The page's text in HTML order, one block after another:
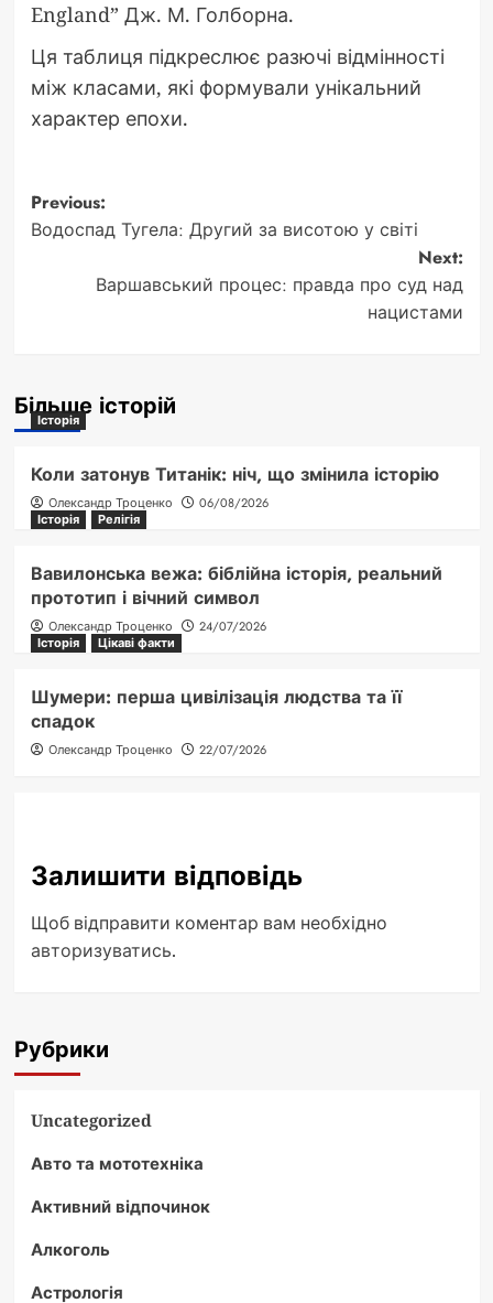
England” Дж. М. Голборна.
Ця таблиця підкреслює разючі відмінності
між класами, які формували унікальний
характер епохи.
Post
navigation
Previous:
Водоспад Тугела: Другий за висотою у світі
Next:
Варшавський процес: правда про суд над
нацистами
Більше історій
Історія
Коли затонув Титанік: ніч, що змінила історію
Олександр Троценко
06/08/2026
Історія
Релігія
Вавилонська вежа: біблійна історія, реальний
прототип і вічний символ
Олександр Троценко
24/07/2026
Історія
Цікаві факти
Шумери: перша цивілізація людства та її
спадок
Олександр Троценко 22/07/2026
Залишити відповідь
Щоб відправити коментар вам необхідно
авторизуватись.
Рубрики
Uncategorized
Авто та мототехніка
Активний відпочинок
Алкоголь
Астрологія